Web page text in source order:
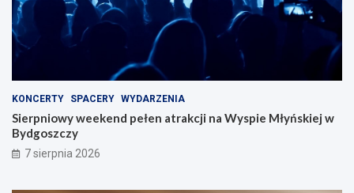
KONCERTY SPACERY WYDARZENIA
Sierpniowy weekend pełen atrakcji na Wyspie Młyńskiej w
Bydgoszczy
7 sierpnia 2026